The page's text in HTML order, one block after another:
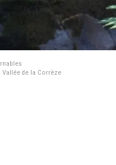
Vallée de la Corrèze